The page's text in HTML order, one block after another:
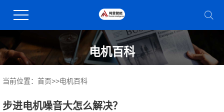
电机百科
当前位置： 首页>>电机百科
步进电机噪音大怎么解决？